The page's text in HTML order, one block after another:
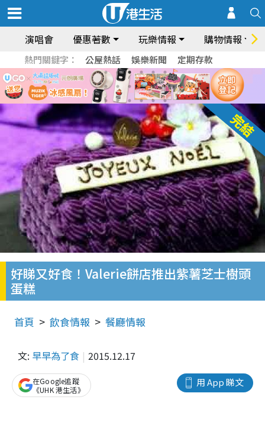
演唱會 優惠著數 玩樂情報 購物情報
熱門關鍵字： 公屋熱話 娛樂新聞 定期存款
好睇又好食！Valerie餅店推出紫薯芝士樹頭
蛋糕
首頁 飲食情報 餐廳情報
文: 早早為了食 2015.12.17
用 App 睇文
在Google追蹤
《UHK 港生活》